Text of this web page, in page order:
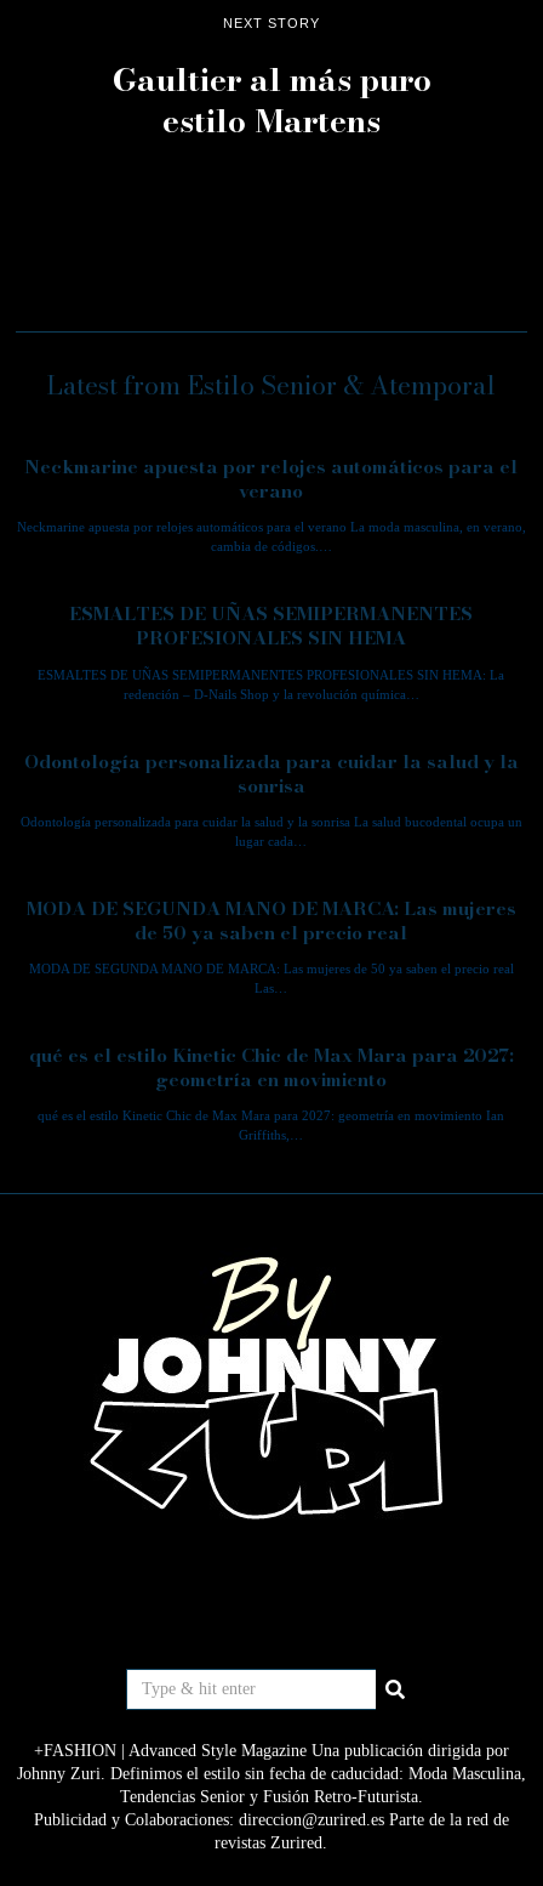
NEXT STORY
Gaultier al más puro
estilo Martens
Latest from Estilo Senior & Atemporal
Neckmarine apuesta por relojes automáticos para el
verano
Neckmarine apuesta por relojes automáticos para el verano La moda masculina, en verano,
cambia de códigos.…
ESMALTES DE UÑAS SEMIPERMANENTES
PROFESIONALES SIN HEMA
ESMALTES DE UÑAS SEMIPERMANENTES PROFESIONALES SIN HEMA: La
redención – D-Nails Shop y la revolución química…
Odontología personalizada para cuidar la salud y la
sonrisa
Odontología personalizada para cuidar la salud y la sonrisa La salud bucodental ocupa un
lugar cada…
MODA DE SEGUNDA MANO DE MARCA: Las mujeres
de 50 ya saben el precio real
MODA DE SEGUNDA MANO DE MARCA: Las mujeres de 50 ya saben el precio real
Las…
qué es el estilo Kinetic Chic de Max Mara para 2027:
geometría en movimiento
qué es el estilo Kinetic Chic de Max Mara para 2027: geometría en movimiento Ian
Griffiths,…
+FASHION | Advanced Style Magazine Una publicación dirigida por
Johnny Zuri. Definimos el estilo sin fecha de caducidad: Moda Masculina,
Tendencias Senior y Fusión Retro-Futurista.
Publicidad y Colaboraciones: direccion@zurired.es Parte de la red de
revistas Zurired.